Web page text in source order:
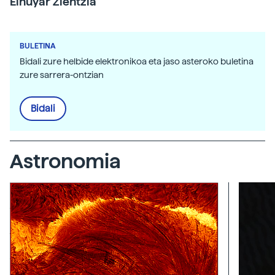
BULETINA
Bidali zure helbide elektronikoa eta jaso asteroko buletina
zure sarrera-ontzian
Bidali
Astronomia